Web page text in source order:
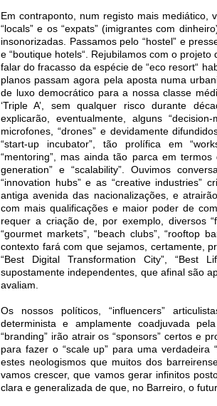
Em contraponto, num registo mais mediático,
“locals” e os “expats” (imigrantes com
insonorizadas. Passamos pelo “hostel” e
e “boutique hotels“. Rejubilamos com o
falar do fracasso da espécie de “eco resort“
planos passam agora pela aposta numa
de luxo democrático para a nossa classe
‘Triple A’, sem qualquer risco durante
explicarão, eventualmente, alguns
microfones, “drones” e devidamente
“start-up incubator”, tão prolífica em
“mentoring”, mas ainda tão parca em termos
generation” e “scalability”. Ouvimos
“innovation hubs” e as “creative industries”
antiga avenida das nacionalizações, e
com mais qualificações e maior poder de
requer a criação de, por exemplo, diversos
“gourmet markets”, “beach clubs”, “rooftop
contexto fará com que sejamos, certamente,
“Best Digital Transformation City”, “Best
supostamente independentes, que afinal são
avaliam.
Os nossos políticos, “influencers”
determinista e amplamente coadjuvada
“branding” irão atrair os “sponsors” certos e
para fazer o “scale up” para uma verdadeira
estes neologismos que muitos dos
vamos crescer, que vamos gerar infinitos
clara e generalizada de que, no Barreiro, o